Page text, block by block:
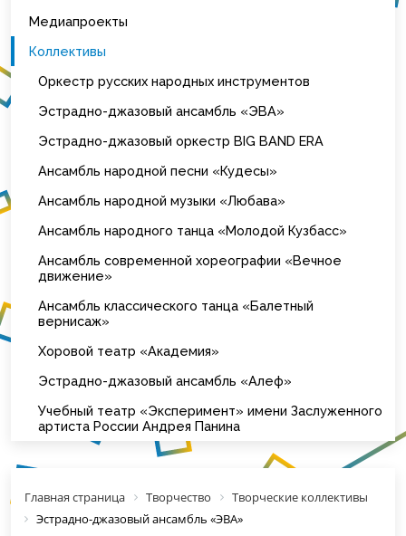
Медиапроекты
Коллективы
Оркестр русских народных инструментов
Эстрадно-джазовый ансамбль «ЭВА»
Эстрадно-джазовый оркестр BIG BAND ERA
Ансамбль народной песни «Кудесы»
Ансамбль народной музыки «Любава»
Ансамбль народного танца «Молодой Кузбасс»
Ансамбль современной хореографии «Вечное
движение»
Ансамбль классического танца «Балетный
вернисаж»
Хоровой театр «Академия»
Эстрадно-джазовый ансамбль «Алеф»
Учебный театр «Эксперимент» имени Заслуженного
артиста России Андрея Панина
Главная страница Творчество
Творческие коллективы
Эстрадно-джазовый ансамбль «ЭВА»